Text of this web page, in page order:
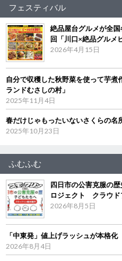
フェスティバル
絶品屋台グルメが全
回「川口×絶品グルメ
2026年4月15日
自分で収穫した秋野菜を使って芋
ランドむさしの村」
2025年11月4日
春だけじゃもったいないさくらの名
2025年10月23日
ふむふむ
四日市の公害克服の
ロジェクト クラウド
2026年8月5日
「中東発」値上げラッシュが本格
2026年8月4日